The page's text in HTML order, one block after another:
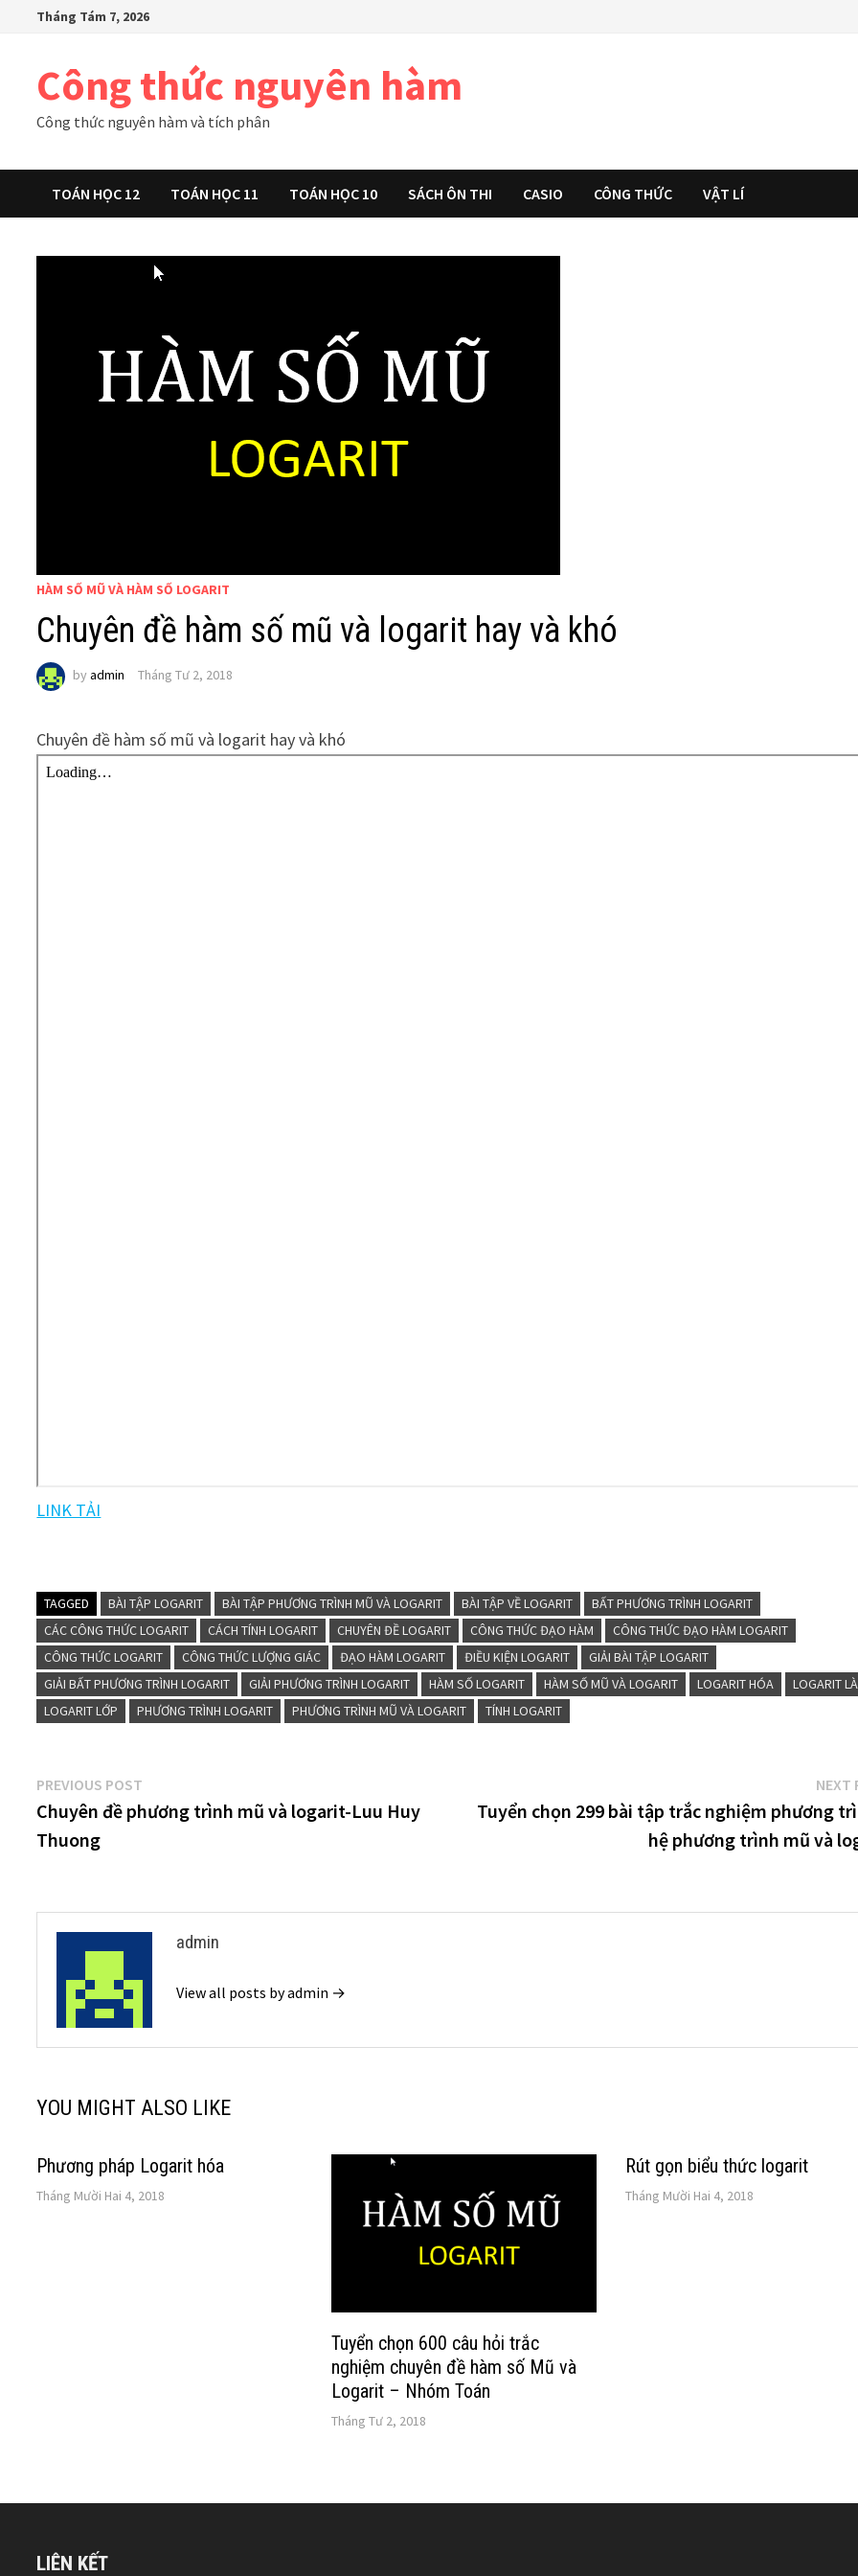
Tháng Tám 7, 2026
Công thức nguyên hàm
Công thức nguyên hàm và tích phân
TOÁN HỌC 12 TOÁN HỌC 11 TOÁN HỌC 10 SÁCH ÔN THI CASIO CÔNG THỨC VẬT LÍ
HÀM SỐ MŨ VÀ HÀM SỐ LOGARIT
Chuyên đề hàm số mũ và logarit hay và khó
byadmin Tháng Tư 2, 2018
Chuyên đề hàm số mũ và logarit hay và khó
LINK TẢI
TAGGED BÀI TẬP LOGARIT BÀI TẬP PHƯƠNG TRÌNH MŨ VÀ LOGARIT BÀI TẬP VỀ LOGARIT
BẤT PHƯƠNG TRÌNH LOGARIT
CÁC CÔNG THỨC LOGARIT
CÁCH TÍNH LOGARIT CHUYÊN ĐỀ LOGARIT CÔNG THỨC ĐẠO HÀM
CÔNG THỨC ĐẠO HÀM LOGARIT
CÔNG THỨC LOGARIT
CÔNG THỨC LƯỢNG GIÁC ĐẠO HÀM LOGARIT ĐIỀU KIỆN LOGARIT
GIẢI BÀI TẬP LOGARIT
GIẢI BẤT PHƯƠNG TRÌNH LOGARIT
GIẢI PHƯƠNG TRÌNH LOGARIT HÀM SỐ LOGARIT HÀM SỐ MŨ VÀ LOGARIT LOGARIT HÓA
LOGARIT
LOGARIT LỚP
PHƯƠNG TRÌNH LOGARIT PHƯƠNG TRÌNH MŨ VÀ LOGARIT TÍNH LOGARIT
Điều
hướng
PREVIOUS POST
post:
Chuyên đề phương trình mũ và logarit-Luu Huy
Thuong
NEXT
Tuyển chọn 299 bài tập trắc nghiệm phương
hệ phương trình mũ và
admin
View all posts by admin →
YOU MIGHT ALSO LIKE
Phương pháp Logarit hóa
Tháng Mười Hai 4, 2018
Tuyển chọn 600 câu hỏi trắc
nghiệm chuyên đề hàm số Mũ và
Logarit – Nhóm Toán
Tháng Tư 2, 2018
Rút gọn biểu thức logarit
Tháng Mười Hai 4, 2018
LIÊN KẾT